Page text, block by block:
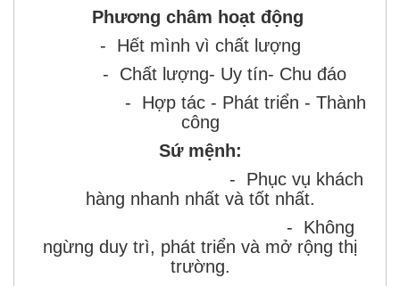
Phương châm hoạt động
- Hết mình vì chất lượng
- Chất lượng- Uy tín- Chu đáo
- Hợp tác - Phát triển - Thành
công
Sứ mệnh:
- Phục vụ khách
hàng nhanh nhất và tốt nhất.
- Không
ngừng duy trì, phát triển và mở rộng thị
trường.